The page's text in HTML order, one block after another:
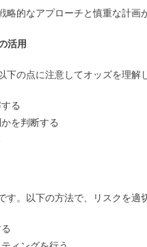
的なアプローチと慎重な計画
活用
下の点に注意してオッズを理解
る
を判断する
す。以下の方法で、リスクを適